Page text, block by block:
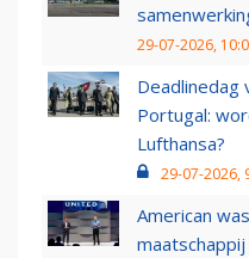
29-07-2026,
Deadlinedag
Portugal:
Lufthansa?
29-07-2026,
American